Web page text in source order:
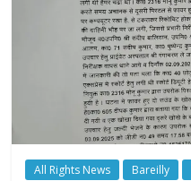
All Rights News Bareilly